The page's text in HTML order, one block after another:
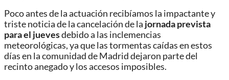
Poco antes de la actuación recibíamos la impactante y
triste noticia de la cancelación de la jornada prevista
para el juevesdebido a las inclemencias
meteorológicas, ya que las tormentas caídas en estos
días en la comunidad de Madrid dejaron parte del
recinto anegado y los accesos imposibles.